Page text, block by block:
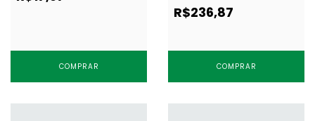
COMPRAR
R$236,87
COMPRAR